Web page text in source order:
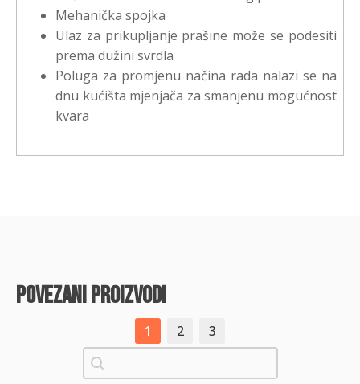
Mehanička spojka
Ulaz za prikupljanje prašine može se podesiti
prema dužini svrdla
Poluga za promjenu načina rada nalazi se na
dnu kućišta mjenjača za smanjenu mogućnost
kvara
povezani proizvodi
1 2
3
Pretraži